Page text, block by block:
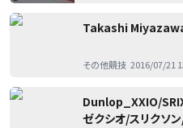
Takashi
その他競技 2016/07/21
Dunlop_XXIO/
ゼクシオ/スリクソ